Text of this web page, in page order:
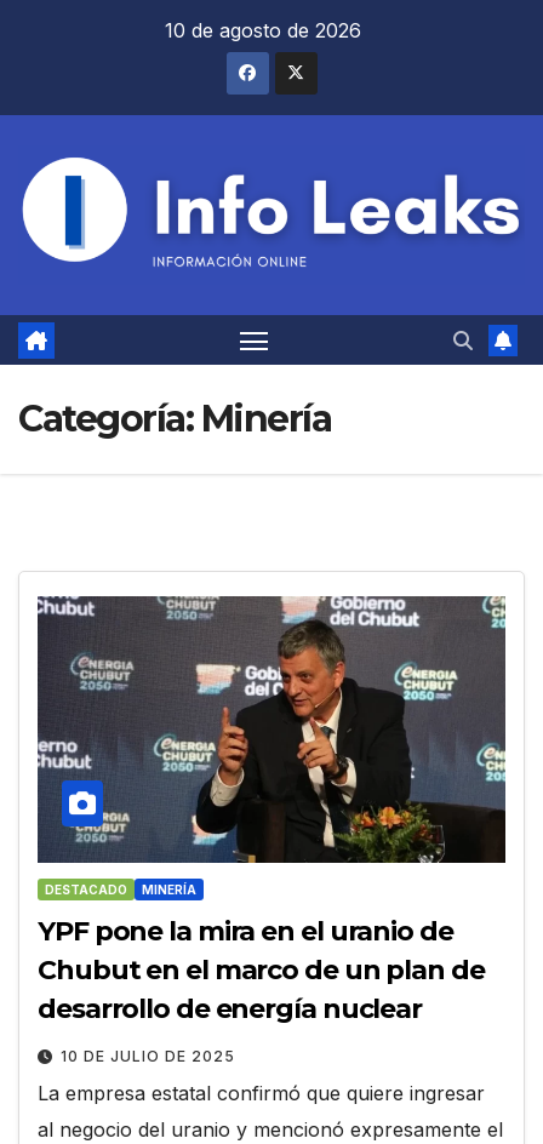
10 de agosto de 2026
Categoría: Minería
DESTACADO MINERÍA
YPF pone la mira en el uranio de
Chubut en el marco de un plan de
desarrollo de energía nuclear
10 DE JULIO DE 2025
La empresa estatal confirmó que quiere ingresar
al negocio del uranio y mencionó expresamente el